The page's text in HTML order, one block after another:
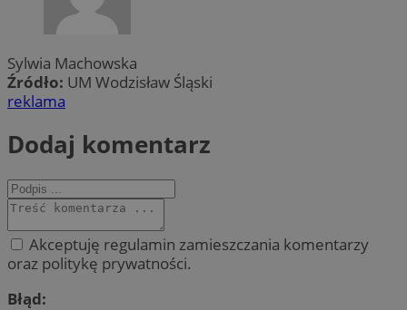
Sylwia Machowska
Źródło: UM Wodzisław Śląski
reklama
Dodaj komentarz
Akceptuję regulamin zamieszczania komentarzy
oraz politykę prywatności.
Błąd: